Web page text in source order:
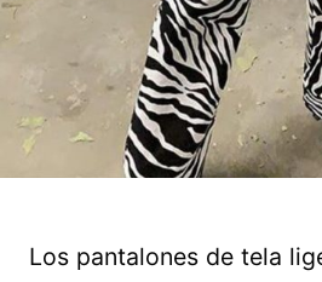
Los pantalones de tela